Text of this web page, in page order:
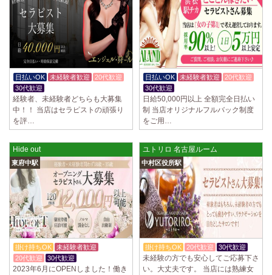
2025/03/29 [川崎駅]
LIVSPA (リブスパ) 川崎ルーム
当店の募集は嘘偽り等なく、記載通りにしっかりお給料をお支払いさせ
ていただきます。 とても働きやすいお店作りを心がけております…
2025/03/29[蒲田駅]
LIVSPA (リブスパ) 蒲田ルーム
当店の募集は嘘偽り等なく、記載通りにしっかりお給料をお支払いさせ
ていただきます。 とても働きやすいお店作りを心がけております…
大人の隠れ家 恵比寿ルーム
初めまして、大人の隠れ家の女店長です。 当店では業界の闇である講習
時のセクハラを撲滅するために女店長または在籍セラピストが講…
2025/03/28[渋谷駅]
大人の隠れ家 渋谷ルーム
初めまして、大人の隠れ家の女店長です。 当店では業界の闇である講習
時のセクハラを撲滅するために女店長または在籍セラピストが講…
2025/03/28[亀有駅]
aroma Angel
日払いOK 未経験者歓迎
20代歓迎
30代歓迎
経験者、未経験者どちらも大募集
中！！ 当店はセラピストの頑張り
を評…
日払いOK 未経験者歓迎
20代歓迎
30代歓迎
日給50,000円以上 全額完全日払い
制 当店オリジナルフルバック制度
をご用…
Hide out
東府中駅
掛け持ちOK
未経験者歓迎
20代歓迎
30代歓迎
2023年6月にOPENしました！働き
ユトリロ 名古屋ルーム
中村区役所駅
掛け持ちOK 20代歓迎 30代歓迎
未経験の方でも安心してご応募下さ
い。大丈夫です。 当店には熟練女